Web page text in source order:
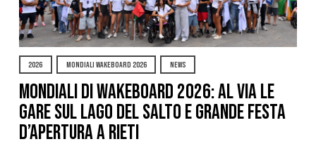
2026 MONDIALI WAKEBOARD 2026 NEWS
Mondiali di Wakeboard 2026: al via le
gare sul Lago del Salto e grande festa
d’apertura a Rieti